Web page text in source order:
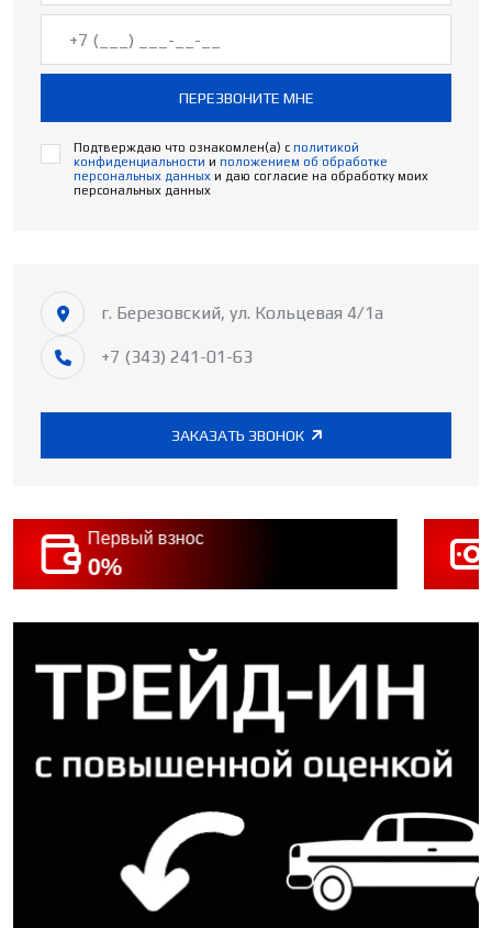
ПЕРЕЗВОНИТЕ МНЕ
Подтверждаю что ознакомлен(а) с политикой
конфиденциальности и положением об обработке
персональных данных и даю согласие на обработку моих
персональных данных
г. Березовский, ул. Кольцевая 4/1а
+7 (343) 241-01-63
ЗАКАЗАТЬ ЗВОНОК
Первый взнос
0%